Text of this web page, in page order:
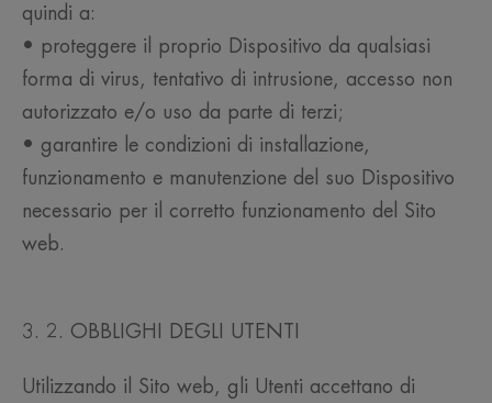
quindi a:
• proteggere il proprio Dispositivo da qualsiasi
forma di virus, tentativo di intrusione, accesso non
autorizzato e/o uso da parte di terzi;
• garantire le condizioni di installazione,
funzionamento e manutenzione del suo Dispositivo
necessario per il corretto funzionamento del Sito
web.
3. 2. OBBLIGHI DEGLI UTENTI
Utilizzando il Sito web, gli Utenti accettano di